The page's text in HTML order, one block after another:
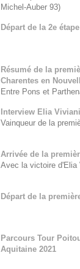
Michel-Auber 93)
Départ de la 2e
Résumé de la
Charentes en
Entre Pons et
Interview Elia
Vainqueur de la
Arrivée de la
Avec la victoire d'Elia
Départ de la
Parcours Tour
Aquitaine 2021